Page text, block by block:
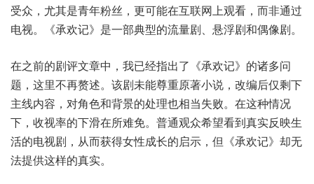
受众，尤其是青年粉丝，更可能在互联网上观看，而非通过
电视。《承欢记》是一部典型的流量剧、悬浮剧和偶像剧。
在之前的剧评文章中，我已经指出了《承欢记》的诸多问
题，这里不再赘述。该剧未能尊重原著小说，改编后仅剩下
主线内容，对角色和背景的处理也相当失败。在这种情况
下，收视率的下滑在所难免。普通观众希望看到真实反映生
活的电视剧，从而获得女性成长的启示，但《承欢记》却无
法提供这样的真实。